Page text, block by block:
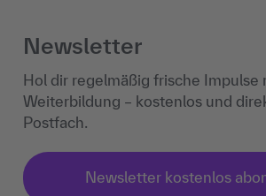
Newsletter
Hol dir regelmäßig frische Impulse
Weiterbildung – kostenlos und
Postfach.
Newsletter kostenlos